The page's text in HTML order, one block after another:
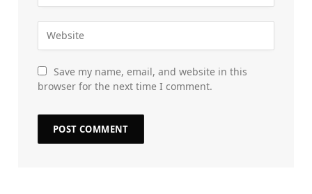
Save my name, email, and website in this
browser for the next time I comment.